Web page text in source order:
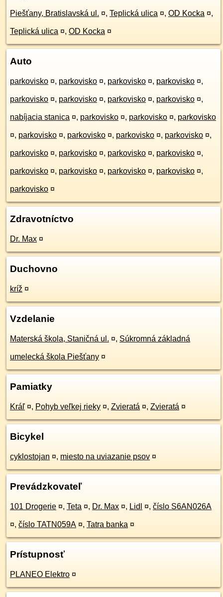
Piešťany, Bratislavská ul. ¤, Teplická ulica ¤, OD Kocka ¤,
Teplická ulica ¤, OD Kocka ¤
Auto
parkovisko ¤, parkovisko ¤, parkovisko ¤, parkovisko ¤,
parkovisko ¤, parkovisko ¤, parkovisko ¤, parkovisko ¤,
nabíjacia stanica ¤, parkovisko ¤, parkovisko ¤, parkovisko
¤, parkovisko ¤, parkovisko ¤, parkovisko ¤, parkovisko ¤,
parkovisko ¤, parkovisko ¤, parkovisko ¤, parkovisko ¤,
parkovisko ¤, parkovisko ¤, parkovisko ¤, parkovisko ¤,
parkovisko ¤
Zdravotníctvo
Dr. Max ¤
Duchovno
kríž ¤
Vzdelanie
Materská škola, Staničná ul. ¤, Súkromná základná
umelecká škola Piešťany ¤
Pamiatky
Kráľ ¤, Pohyb veľkej rieky ¤, Zvieratá ¤, Zvieratá ¤
Bicykel
cyklostojan ¤, miesto na uviazanie psov ¤
Prevádzkovateľ
101 Drogerie ¤, Teta ¤, Dr. Max ¤, Lidl ¤, číslo S6AN026A
¤, číslo TATN059A ¤, Tatra banka ¤
Prístupnosť
PLANEO Elektro ¤